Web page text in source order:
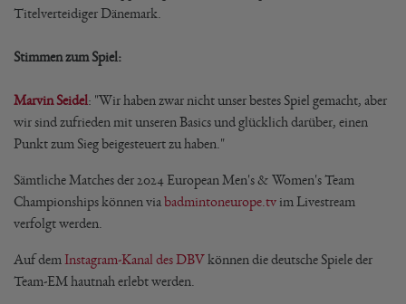
Titelverteidiger Dänemark.
Stimmen zum Spiel:
Marvin Seidel: "Wir haben zwar nicht unser bestes Spiel gemacht, aber
wir sind zufrieden mit unseren Basics und glücklich darüber, einen
Punkt zum Sieg beigesteuert zu haben."
Sämtliche Matches der 2024 European Men's & Women's Team
Championships können via badmintoneurope.tv im Livestream
verfolgt werden.
Auf dem Instagram-Kanal des DBV können die deutsche Spiele der
Team-EM hautnah erlebt werden.